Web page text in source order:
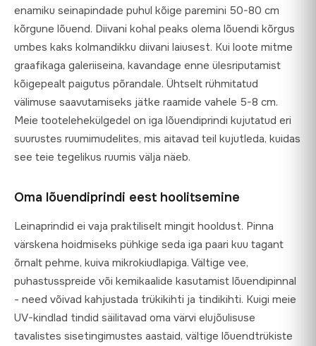
enamiku seinapindade puhul kõige paremini 50-80 cm
kõrgune lõuend. Diivani kohal peaks olema lõuendi kõrgus
umbes kaks kolmandikku diivani laiusest. Kui loote mitme
graafikaga galeriiseina, kavandage enne ülesriputamist
kõigepealt paigutus põrandale. Ühtselt rühmitatud
välimuse saavutamiseks jätke raamide vahele 5-8 cm.
Meie tootelehekülgedel on iga lõuendiprindi kujutatud eri
suurustes ruumimudelites, mis aitavad teil kujutleda, kuidas
see teie tegelikus ruumis välja näeb.
Oma lõuendiprindi eest hoolitsemine
Leinaprindid ei vaja praktiliselt mingit hooldust. Pinna
värskena hoidmiseks pühkige seda iga paari kuu tagant
õrnalt pehme, kuiva mikrokiudlapiga. Vältige vee,
puhastusspreide või kemikaalide kasutamist lõuendipinnal
- need võivad kahjustada trükikihti ja tindikihti. Kuigi meie
UV-kindlad tindid säilitavad oma värvi elujõulisuse
tavalistes sisetingimustes aastaid, vältige lõuendtrükiste